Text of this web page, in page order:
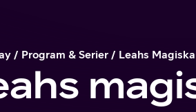
Program & Serier Leahs